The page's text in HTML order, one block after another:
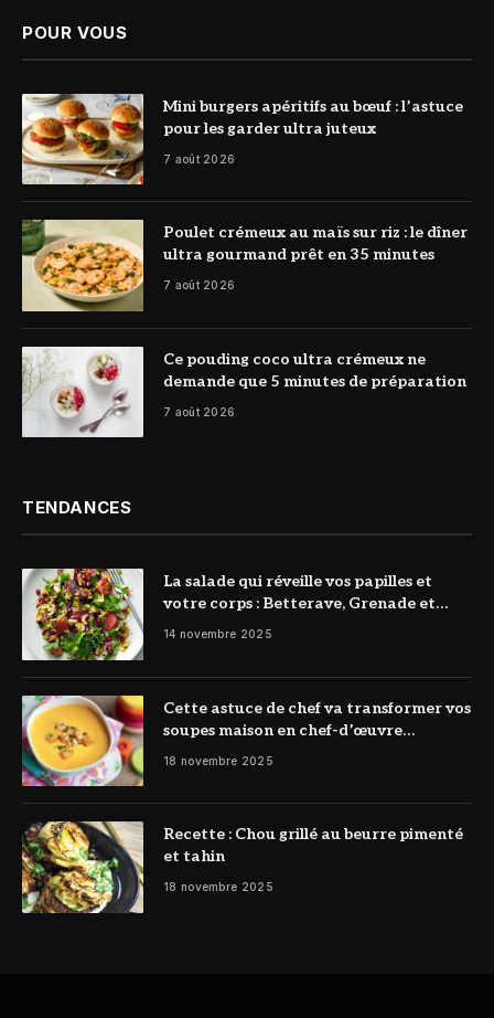
POUR VOUS
© DR
Mini burgers apéritifs au bœuf : l’astuce
pour les garder ultra juteux
7 août 2026
© DR
Poulet crémeux au maïs sur riz : le dîner
ultra gourmand prêt en 35 minutes
7 août 2026
© DR
Ce pouding coco ultra crémeux ne
demande que 5 minutes de préparation
7 août 2026
TENDANCES
La salade qui réveille vos papilles et
votre corps : Betterave, Grenade et
Citron à l’honneur
14 novembre 2025
Cette astuce de chef va transformer vos
soupes maison en chef-d’œuvre
réconfortant
18 novembre 2025
Recette : Chou grillé au beurre pimenté
et tahin
18 novembre 2025